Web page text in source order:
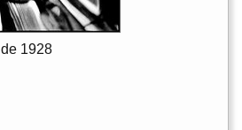
de 1928